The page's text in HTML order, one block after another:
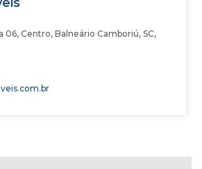
06, Centro, Balneário Camboriú, SC,